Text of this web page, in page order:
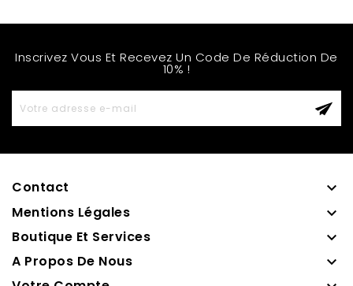
Inscrivez Vous Et Recevez Un Code De Réduction De
10% !
Contact 
Mentions Légales 
Boutique Et Services 
A Propos De Nous 